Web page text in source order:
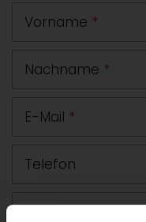
Vorname *
Nachname *
E-Mail *
Telefon
Straße